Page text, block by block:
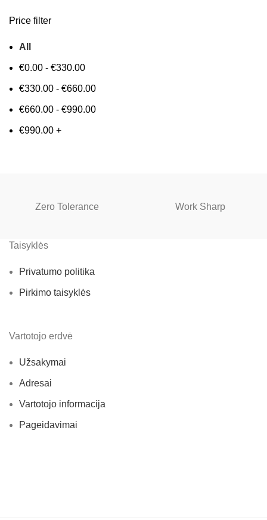
Price filter
All
€0.00 - €330.00
€330.00 - €660.00
€660.00 - €990.00
€990.00 +
Zero Tolerance Work Sharp
Taisyklės
Privatumo politika
Pirkimo taisyklės
Vartotojo erdvė
Užsakymai
Adresai
Vartotojo informacija
Pageidavimai